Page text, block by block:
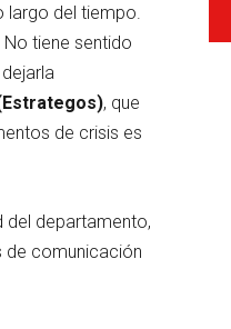
del tiempo.
tiene sentido
, que
de crisis es
del departamento,
de comunicación